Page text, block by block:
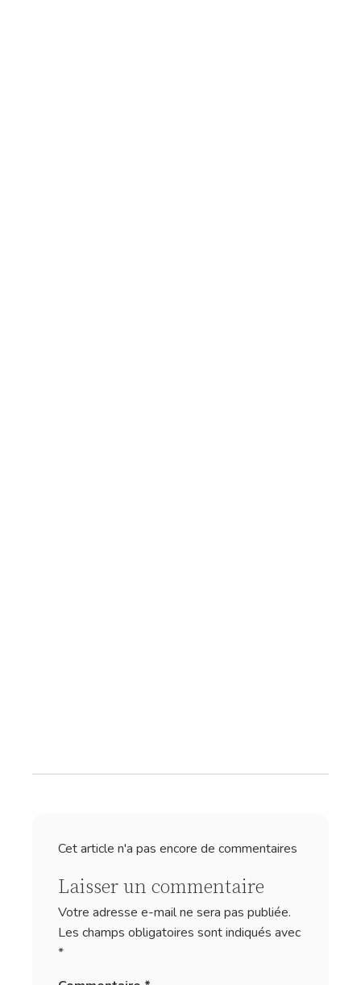
Cet article n'a pas encore de commentaires
Laisser un commentaire
Votre adresse e-mail ne sera pas publiée.
Les champs obligatoires sont indiqués avec
*